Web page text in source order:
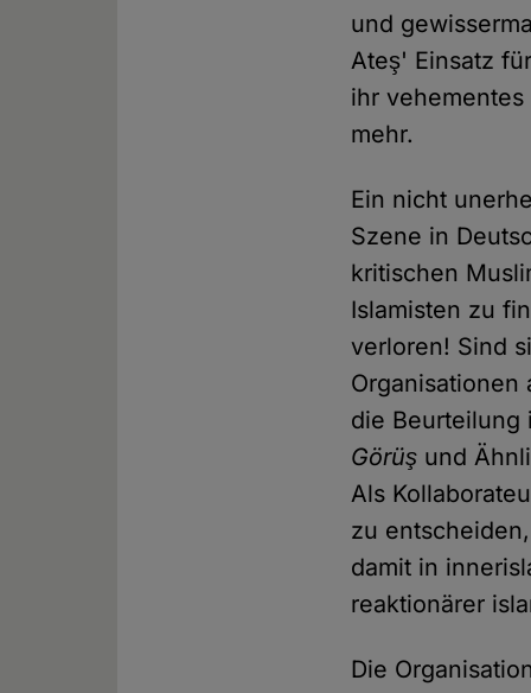
und
Ateş' Einsatz
ihr
mehr.
Ein nicht
Szene in
kritischen
Islamisten zu
verloren! Sind
die Beurteilung
Görüş und
Als
zu
damit in
reaktionärer
Die